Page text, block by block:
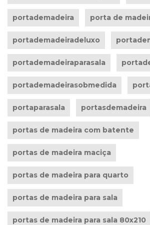
portademadeira porta de
portademadeiradeluxo
portademadeiraparasala
portademadeirasobmedida
portaparasala portasdemadeira
portas de madeira com batente
portas de madeira maciça
portas de madeira para quarto
portas de madeira para sala
portas de madeira para sala 80x210